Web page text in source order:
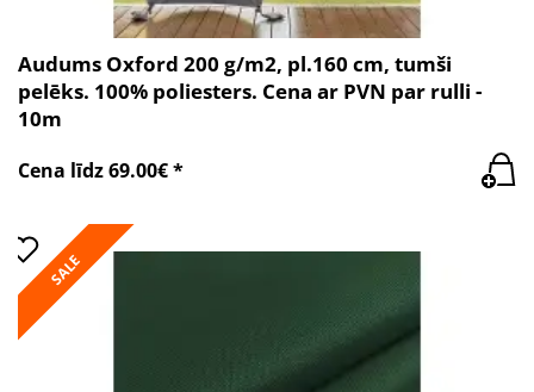
Audums Oxford 200 g/m2, pl.160 cm, tumši
pelēks. 100% poliesters. Cena ar PVN par rulli -
10m
Cena līdz 69.00€ *
SALE